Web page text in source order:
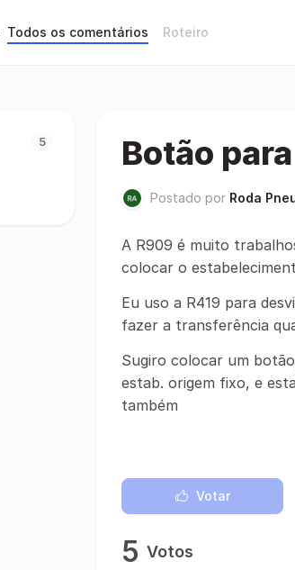
Todos os comentários Roteiro
5 Botão
Postado por Roda
A R909 é muito
colocar o
Eu uso a R419 para
fazer a transferência
Sugiro colocar um
estab. origem fixo, e
também
Votar
5 Votos